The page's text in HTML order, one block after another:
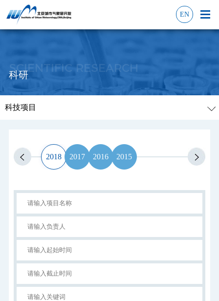
EN
SCIENTIFIC RESEARCH
科研
科技项目
2018 2017 2016 2015